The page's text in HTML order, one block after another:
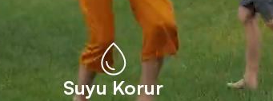
Suyu Korur